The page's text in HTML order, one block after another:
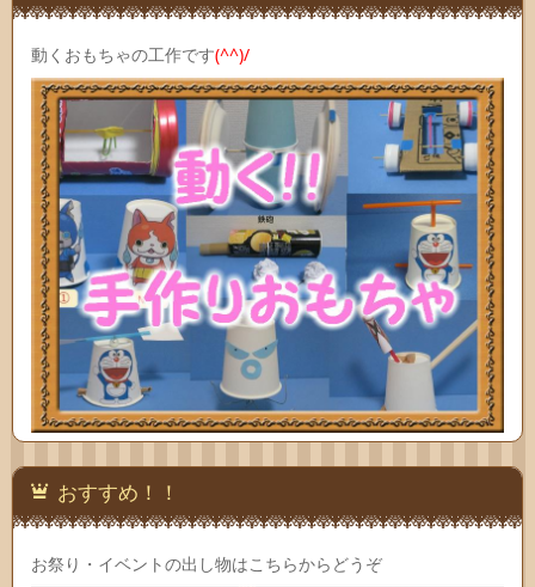
動くおもちゃの工作です(^^)/
おすすめ！！
お祭り・イベントの出し物はこちらからどうぞ